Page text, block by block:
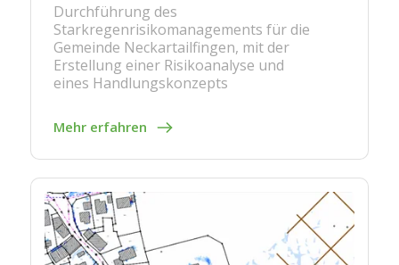
Durchführung des
Starkregenrisikomanagements für die
Gemeinde Neckartailfingen, mit der
Erstellung einer Risikoanalyse und
eines Handlungskonzepts
Mehr erfahren